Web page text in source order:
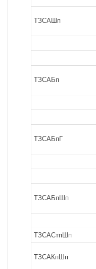
ТЗСАШп
ТЗСАБп
ТЗСАБпГ
ТЗСАБпШп
ТЗСАСтпШп
ТЗСАКпШп